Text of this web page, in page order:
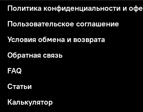
Политика конфиденциальности и
Пользовательское соглашение
Условия обмена и возврата
Обратная связь
FAQ
Статьи
Калькулятор